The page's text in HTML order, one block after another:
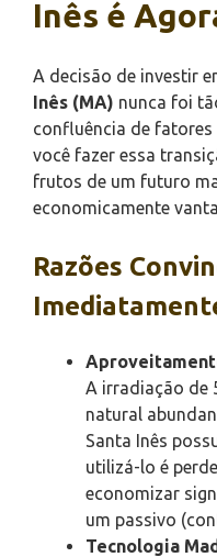
Inês é
A decisão de investir
Inês (MA) nunca foi
confluência de
você fazer essa
frutos de um futuro
economicamente
Razões
A irradiação de
natural
Santa Inês
utilizá-lo é
economizar
um passivo
Tecnologia